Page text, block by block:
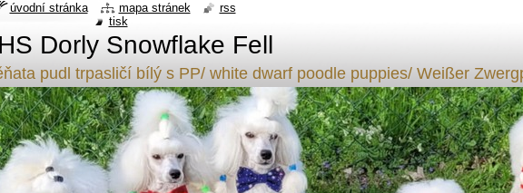
Dorly Snowflake Fell
pudl trpasličí bílý s PP/ white dwarf poodle puppies/ Weißer
úvodní stránka mapa stránek
rss
tisk